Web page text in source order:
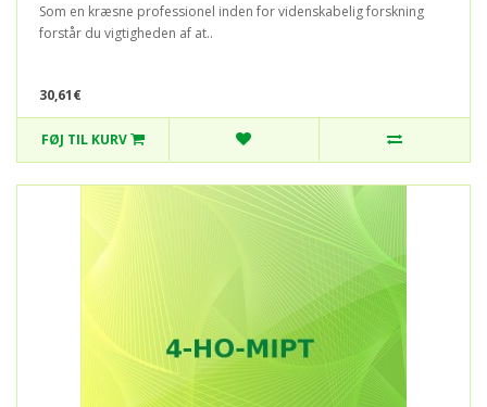
Som en kræsne professionel inden for videnskabelig forskning
forstår du vigtigheden af at..
30,61€
FØJ TIL KURV